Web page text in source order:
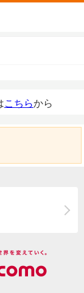
こちらから